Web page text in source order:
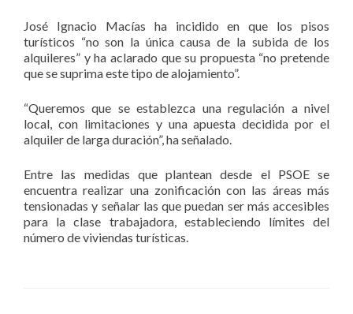
José Ignacio Macías ha incidido en que los pisos
turísticos “no son la única causa de la subida de los
alquileres” y ha aclarado que su propuesta “no pretende
que se suprima este tipo de alojamiento”.
“Queremos que se establezca una regulación a nivel
local, con limitaciones y una apuesta decidida por el
alquiler de larga duración”, ha señalado.
Entre las medidas que plantean desde el PSOE se
encuentra realizar una zonificación con las áreas más
tensionadas y señalar las que puedan ser más accesibles
para la clase trabajadora, estableciendo límites del
número de viviendas turísticas.